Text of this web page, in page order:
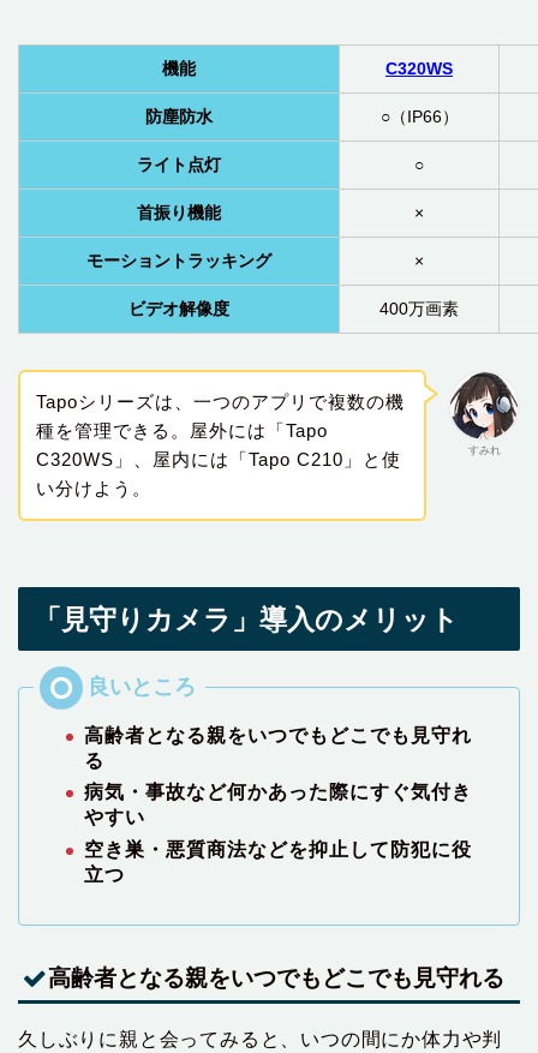
機能 C320WS
防塵防水 ○（IP66）
ライト点灯 ○
首振り機能 ×
モーショントラッキング ×
ビデオ解像度 400万画素
すみれ
Tapoシリーズは、一つのアプリで複数の機
種を管理できる。屋外には「Tapo
C320WS」、屋内には「‎Tapo C210」と使
い分けよう。
「見守りカメラ」導入のメリット
高齢者となる親をいつでもどこでも見守れ
る
病気・事故など何かあった際にすぐ気付き
やすい
空き巣・悪質商法などを抑止して防犯に役
立つ
高齢者となる親をいつでもどこでも見守れる
久しぶりに親と会ってみると、いつの間にか体力や判